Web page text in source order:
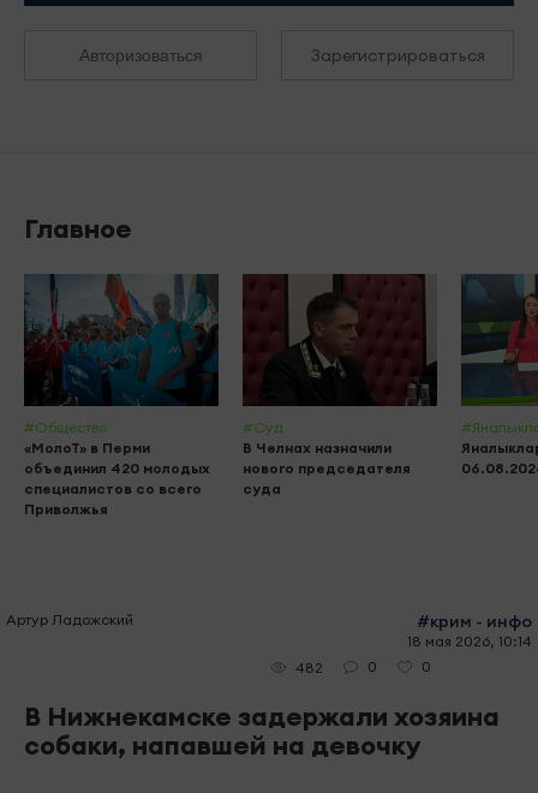
Авторизоваться Зарегистрироваться
Главное
#Общество
«МолоТ» в Перми
объединил 420 молодых
специалистов со всего
Приволжья
#Суд
В Челнах назначили
нового председателя
суда
Артур Ладожский #крим - инфо
18 мая 2026, 10:14
482
0 0
В Нижнекамске задержали хозяина
собаки, напавшей на девочку